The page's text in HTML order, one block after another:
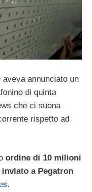
aveva annunciato un
di quinta
che ci suona
rispetto ad
ordine di 10 milioni
a Pegatron
.